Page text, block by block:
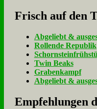
Frisch auf den
Ab­ge­liebt &
Rol­len­de Re­pu­blik
Twin Beaks
Gra­ben­kampf
Ab­ge­liebt &
Empfehlungen